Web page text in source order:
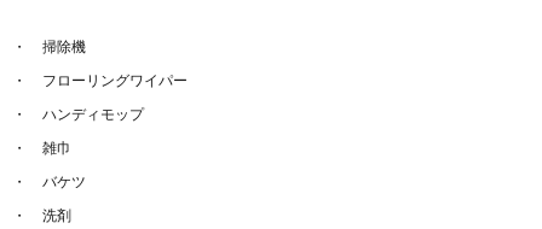
掃除機
フローリングワイパー
ハンディモップ
雑巾
バケツ
洗剤